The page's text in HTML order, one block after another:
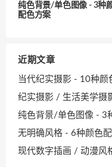
纯色背景/单色图像 - 3种
配色方案
近期文章
当代纪实摄影 - 10种颜
纪实摄影 / 生活美学摄
纯色背景/单色图像 - 3
无明确风格 - 6种颜色
现代数字插画 / 动漫风